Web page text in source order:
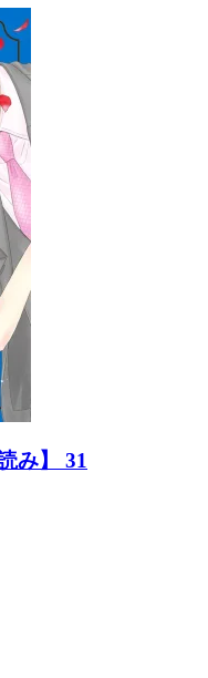
み】 31